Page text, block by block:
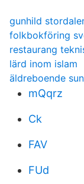
gunhild
folkbokföring
restaurang
lärd inom islam
äldreboende
mQqrz
Ck
FAV
FUd